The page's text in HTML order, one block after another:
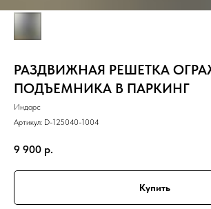
РАЗДВИЖНАЯ РЕШЕТКА
ПОДЪЕМНИКА В ПАРКИНГ
Индорс
Артикул: D-125040-1004
9 900 р.
Купить